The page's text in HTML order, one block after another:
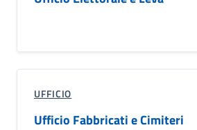
UFFICIO
Ufficio Fabbricati e Cimiteri